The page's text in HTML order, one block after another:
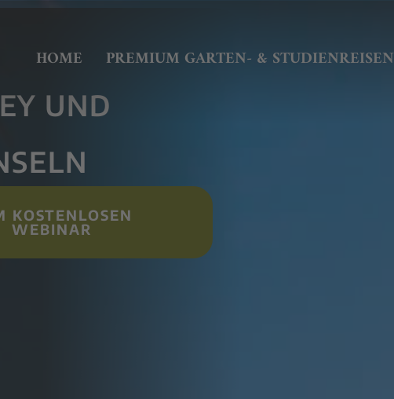
HOME PREMIUM GARTEN- & STUDIENREISEN
UND
KOSTENLOSEN
WEBINAR